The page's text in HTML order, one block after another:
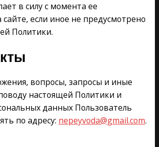
в силу с момента ее
если иное не предусмотрено
Политики.
вопросы, запросы и иные
настоящей Политики и
данных Пользователь
по адресу: nepeyvoda@gmail.com.